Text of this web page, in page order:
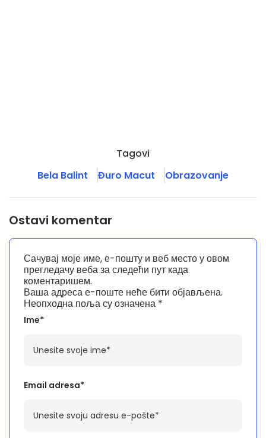
Tagovi
Bela Balint
Đuro Macut Obrazovanje
Ostavi komentar
Ваша адреса е-поште неће бити објављена.
Неопходна поља су означена *
Ime*
Email adresa*
Сачувај моје име, е-пошту и веб место у овом
прегледачу веба за следећи пут када
коментаришем.